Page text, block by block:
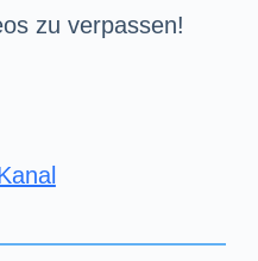
zu verpassen!